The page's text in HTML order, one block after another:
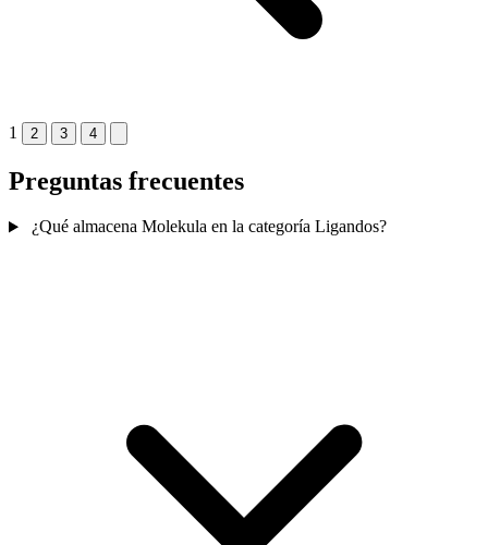
1 2 3 4
Preguntas frecuentes
¿Qué almacena Molekula en la categoría Ligandos?